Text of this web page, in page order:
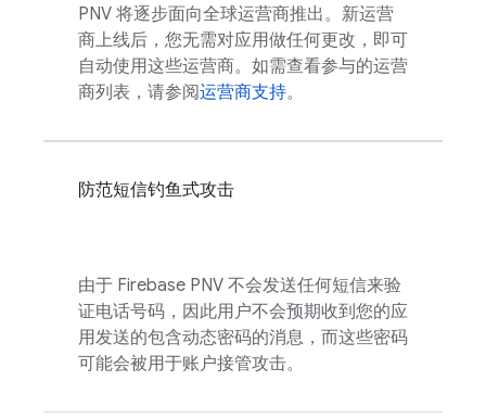
PNV 将逐步面向全球运营商推出。新运营
商上线后，您无需对应用做任何更改，即可
自动使用这些运营商。如需查看参与的运营
商列表，请参阅运营商支持。
防范短信钓鱼式攻击
由于 Firebase PNV 不会发送任何短信来验
证电话号码，因此用户不会预期收到您的应
用发送的包含动态密码的消息，而这些密码
可能会被用于账户接管攻击。